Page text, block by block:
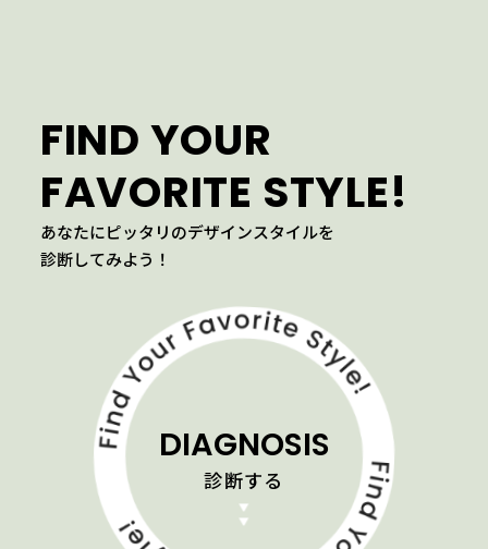
FIND YOUR
FAVORITE STYLE!
あなたにピッタリのデザインスタイルを
診断してみよう！
DIAGNOSIS
診断する